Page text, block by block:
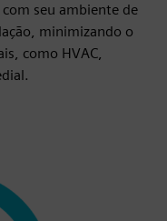
seu ambiente de
minimizando o
como HVAC,